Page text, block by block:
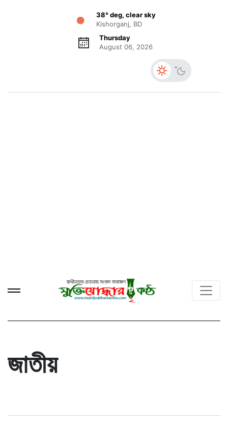
38° deg, clear sky
Kishorganj, BD
Thursday
August 06, 2026
জাতীয়